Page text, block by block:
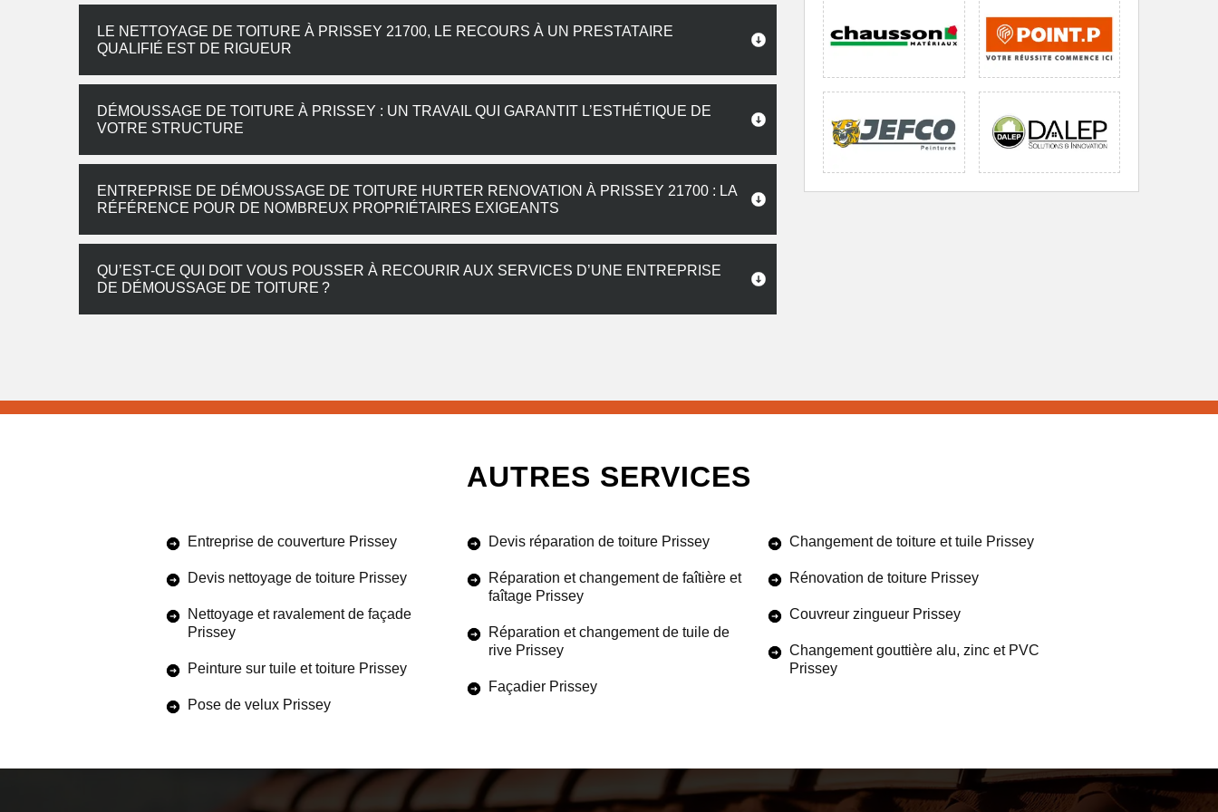
LE NETTOYAGE DE TOITURE À PRISSEY 21700, LE RECOURS À UN PRESTATAIRE
QUALIFIÉ EST DE RIGUEUR
DÉMOUSSAGE DE TOITURE À PRISSEY : UN TRAVAIL QUI GARANTIT L’ESTHÉTIQUE DE
VOTRE STRUCTURE
ENTREPRISE DE DÉMOUSSAGE DE TOITURE HURTER RENOVATION À PRISSEY 21700 : LA
RÉFÉRENCE POUR DE NOMBREUX PROPRIÉTAIRES EXIGEANTS
QU’EST-CE QUI DOIT VOUS POUSSER À RECOURIR AUX SERVICES D’UNE ENTREPRISE
DE DÉMOUSSAGE DE TOITURE ?
AUTRES SERVICES
Entreprise de couverture Prissey
Devis nettoyage de toiture Prissey
Nettoyage et ravalement de façade
Prissey
Peinture sur tuile et toiture Prissey
Pose de velux Prissey
Devis réparation de toiture Prissey
Réparation et changement de faîtière et
faîtage Prissey
Réparation et changement de tuile de
rive Prissey
Façadier Prissey
Changement de toiture et tuile Prissey
Rénovation de toiture Prissey
Couvreur zingueur Prissey
Changement gouttière alu, zinc et PVC
Prissey